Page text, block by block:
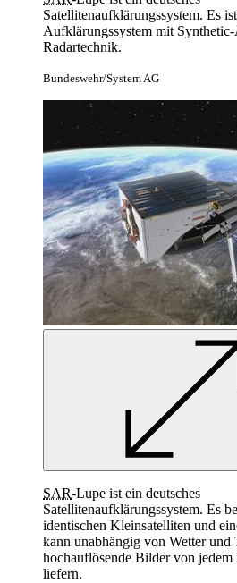
Satellitenaufklärungssystem. Es
Aufklärungssystem mit
Radartechnik.
Bundeswehr/System AG
SAR-Lupe ist ein deutsches
Satellitenaufklärungssystem. Es
identischen Kleinsatelliten und
kann unabhängig von Wetter und
hochauflösende Bilder von jedem
liefern.